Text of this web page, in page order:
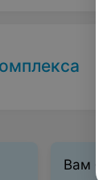
Вам